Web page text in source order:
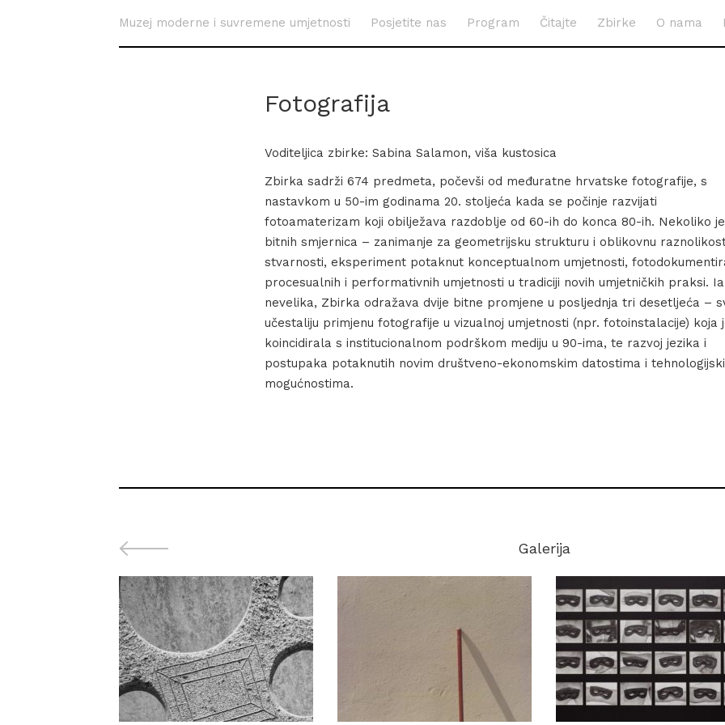
Muzej moderne i suvremene umjetnosti Posjetite nas Program Čitajte Zbirke O nama
Fotografija
Voditeljica zbirke: Sabina Salamon, viša kustosica
Zbirka sadrži 674 predmeta, počevši od međuratne hrvatske fotografije, s
nastavkom u 50-im godinama 20. stoljeća kada se počinje razvijati
fotoamaterizam koji obilježava razdoblje od 60-ih do konca 80-ih. Nekoliko je
bitnih smjernica – zanimanje za geometrijsku strukturu i oblikovnu
stvarnosti, eksperiment potaknut konceptualnom umjetnosti,
procesualnih i performativnih umjetnosti u tradiciji novih umjetničkih praksi.
nevelika, Zbirka odražava dvije bitne promjene u posljednja tri desetljeća –
učestaliju primjenu fotografije u vizualnoj umjetnosti (npr. fotoinstalacije) koja
koincidirala s institucionalnom podrškom mediju u 90-ima, te razvoj jezika i
postupaka potaknutih novim društveno-ekonomskim datostima i
mogućnostima.
Galerija